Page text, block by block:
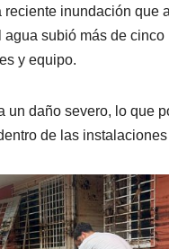
inundación
subió más de
y equipo.
un daño severo, lo que
de las